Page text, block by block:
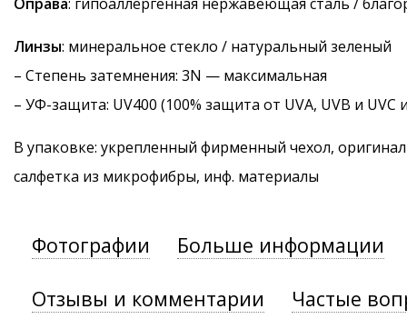
Линзы: минеральное стекло / натуральный зеленый
– Степень затемнения: 3N — максимальная
– УФ-защита: UV400 (100% защита от UVA, UVB и UVC
В упаковке: укрепленный фирменный чехол,
салфетка из микрофибры, инф. материалы
Фотографии Больше информации
Отзывы и комментарии Частые